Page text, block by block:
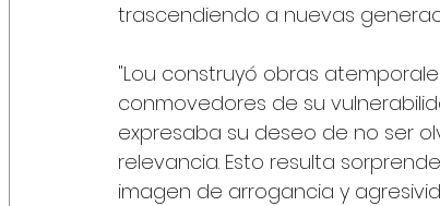
trascendiendo a nuevas
"Lou construyó obras
conmovedores de su
expresaba su deseo de no ser
relevancia. Esto resulta
imagen de arrogancia y